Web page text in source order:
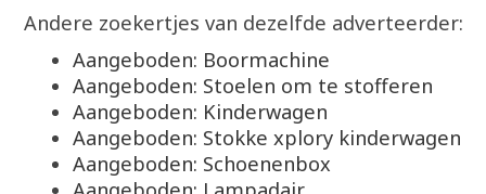
Andere zoekertjes van dezelfde adverteerder:
Aangeboden: Boormachine
Aangeboden: Stoelen om te stofferen
Aangeboden: Kinderwagen
Aangeboden: Stokke xplory kinderwagen
Aangeboden: Schoenenbox